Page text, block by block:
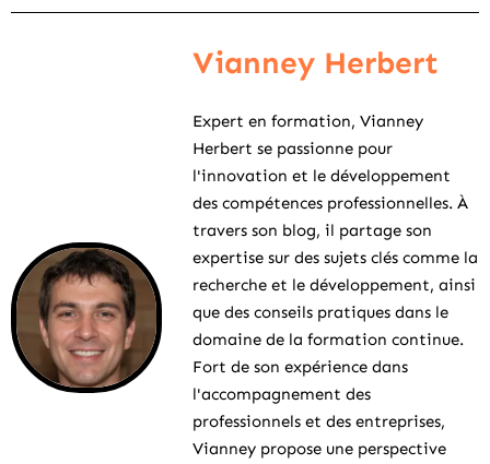
Vianney Herbert
Expert en formation, Vianney
Herbert se passionne pour
l'innovation et le développement
des compétences professionnelles. À
travers son blog, il partage son
expertise sur des sujets clés comme la
recherche et le développement, ainsi
que des conseils pratiques dans le
domaine de la formation continue.
Fort de son expérience dans
l'accompagnement des
professionnels et des entreprises,
Vianney propose une perspective